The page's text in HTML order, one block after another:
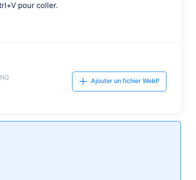
pour coller.
Ajouter un fichier WebP